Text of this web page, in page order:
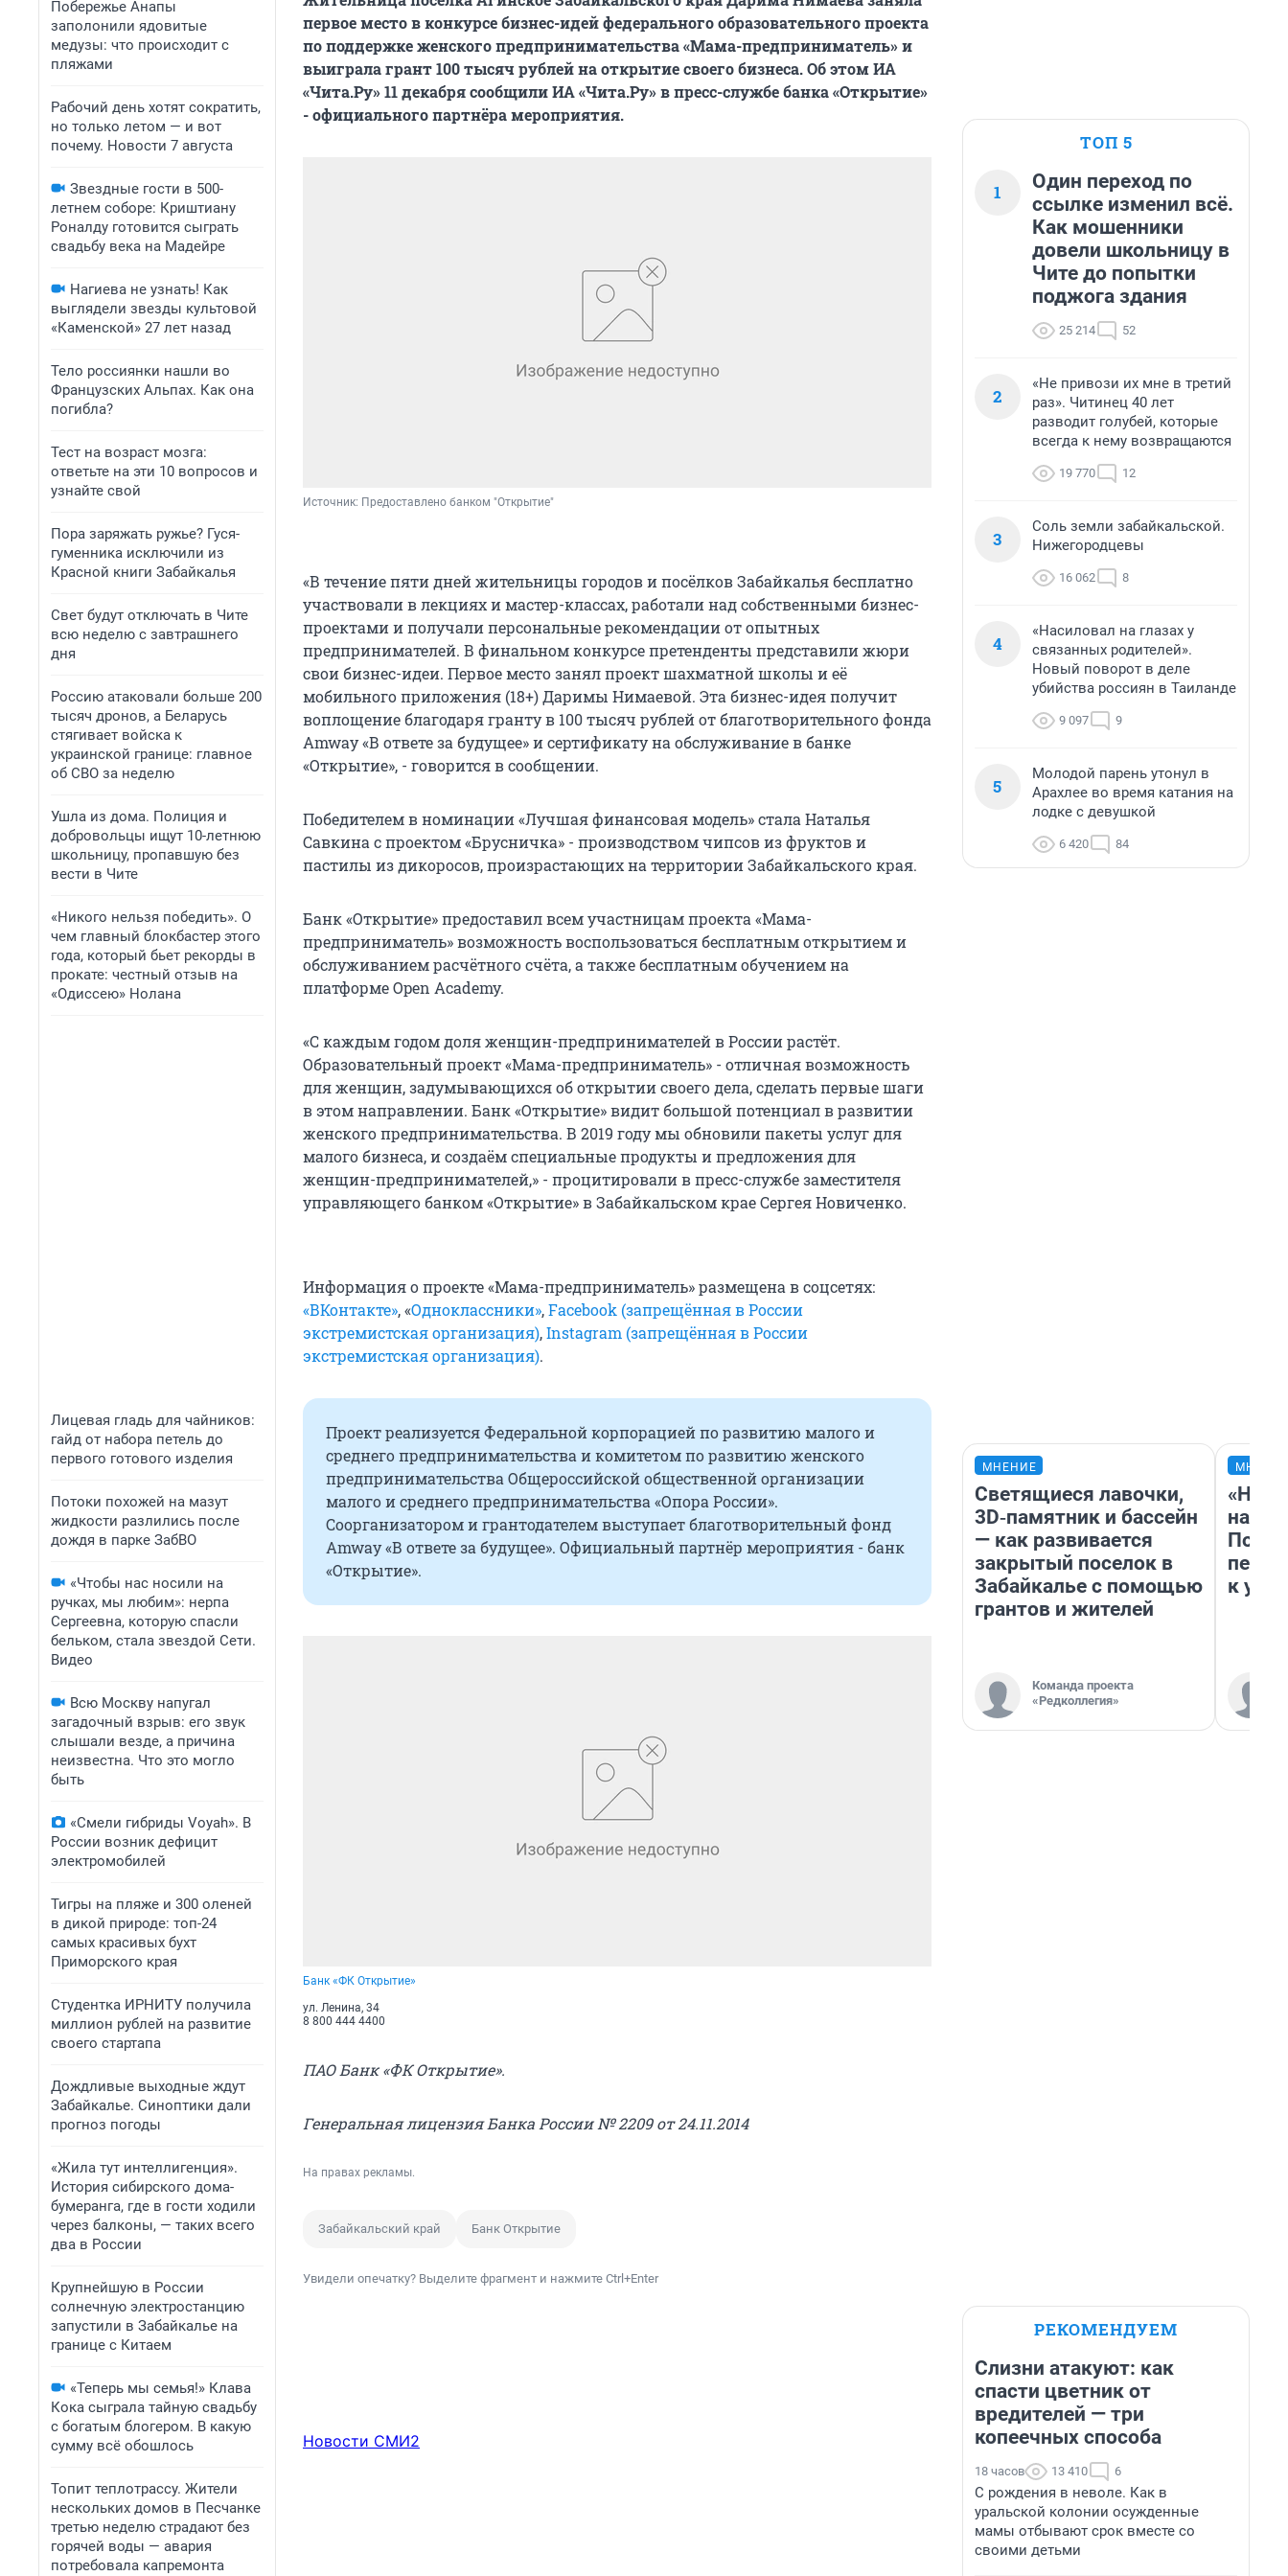
Побережье Анапы
заполонили ядовитые
медузы: что происходит с
пляжами
Рабочий день хотят сократить,
но только летом — и вот
почему. Новости 7 августа
Звездные гости в 500-
летнем соборе: Криштиану
Роналду готовится сыграть
свадьбу века на Мадейре
Нагиева не узнать! Как
выглядели звезды культовой
«Каменской» 27 лет назад
Тело россиянки нашли во
Французских Альпах. Как она
погибла?
Тест на возраст мозга:
ответьте на эти 10 вопросов и
узнайте свой
Пора заряжать ружье? Гуся-
гуменника исключили из
Красной книги Забайкалья
Свет будут отключать в Чите
всю неделю с завтрашнего
дня
Россию атаковали больше 200
тысяч дронов, а Беларусь
стягивает войска к
украинской границе: главное
об СВО за неделю
Ушла из дома. Полиция и
добровольцы ищут 10-летнюю
школьницу, пропавшую без
вести в Чите
«Никого нельзя победить». О
чем главный блокбастер этого
года, который бьет рекорды в
прокате: честный отзыв на
«Одиссею» Нолана
Лицевая гладь для чайников:
гайд от набора петель до
первого готового изделия
Потоки похожей на мазут
жидкости разлились после
дождя в парке ЗабВО
«Чтобы нас носили на
ручках, мы любим»: нерпа
Сергеевна, которую спасли
бельком, стала звездой Сети.
Видео
Всю Москву напугал
загадочный взрыв: его звук
слышали везде, а причина
неизвестна. Что это могло
быть
«Смели гибриды Voyah». В
России возник дефицит
электромобилей
Тигры на пляже и 300 оленей
в дикой природе: топ-24
самых красивых бухт
Приморского края
Студентка ИРНИТУ получила
миллион рублей на развитие
своего стартапа
Дождливые выходные ждут
Забайкалье. Синоптики дали
прогноз погоды
«Жила тут интеллигенция».
История сибирского дома-
бумеранга, где в гости ходили
через балконы, — таких всего
два в России
Крупнейшую в России
солнечную электростанцию
запустили в Забайкалье на
границе с Китаем
«Теперь мы семья!» Клава
Кока сыграла тайную свадьбу
с богатым блогером. В какую
сумму всё обошлось
Топит теплотрассу. Жители
нескольких домов в Песчанке
третью неделю страдают без
горячей воды — авария
потребовала капремонта
первое место в конкурсе бизнес-идей федерального образовательного проекта
по поддержке женского предпринимательства «Мама-предприниматель» и
выиграла грант 100 тысяч рублей на открытие своего бизнеса. Об этом ИА
«Чита.Ру» 11 декабря сообщили ИА «Чита.Ру» в пресс-службе банка «Открытие»
- официального партнёра мероприятия.
Источник: Предоставлено банком "Открытие"
«В течение пяти дней жительницы городов и посёлков Забайкалья бесплатно
участвовали в лекциях и мастер-классах, работали над собственными бизнес-
проектами и получали персональные рекомендации от опытных
предпринимателей. В финальном конкурсе претенденты представили жюри
свои бизнес-идеи. Первое место занял проект шахматной школы и её
мобильного приложения (18+) Даримы Нимаевой. Эта бизнес-идея получит
воплощение благодаря гранту в 100 тысяч рублей от благотворительного фонда
Amway «В ответе за будущее» и сертификату на обслуживание в банке
«Открытие», - говорится в сообщении.
Победителем в номинации «Лучшая финансовая модель» стала Наталья
Савкина с проектом «Брусничка» - производством чипсов из фруктов и
пастилы из дикоросов, произрастающих на территории Забайкальского края.
Банк «Открытие» предоставил всем участницам проекта «Мама-
предприниматель» возможность воспользоваться бесплатным открытием и
обслуживанием расчётного счёта, а также бесплатным обучением на
платформе Open Academy.
«С каждым годом доля женщин-предпринимателей в России растёт.
Образовательный проект «Мама-предприниматель» - отличная возможность
для женщин, задумывающихся об открытии своего дела, сделать первые шаги
в этом направлении. Банк «Открытие» видит большой потенциал в развитии
женского предпринимательства. В 2019 году мы обновили пакеты услуг для
малого бизнеса, и создаём специальные продукты и предложения для
женщин-предпринимателей,» - процитировали в пресс-службе заместителя
управляющего банком «Открытие» в Забайкальском крае Сергея Новиченко.
Информация о проекте «Мама-предприниматель» размещена в соцсетях:
«ВКонтакте», «Одноклассники»,Facebook (запрещённая в России
экстремистская организация),Instagram (запрещённая в России
экстремистская организация).
Проект реализуется Федеральной корпорацией по развитию малого и
среднего предпринимательства и комитетом по развитию женского
предпринимательства Общероссийской общественной организации
малого и среднего предпринимательства «Опора России».
Соорганизатором и грантодателем выступает благотворительный фонд
Amway «В ответе за будущее». Официальный партнёр мероприятия - банк
«Открытие».
Банк «ФК Открытие»
ул. Ленина, 34
8 800 444 4400
ПАО Банк «ФК Открытие».
Генеральная лицензия Банка России № 2209 от 24.11.2014
На правах рекламы.
Забайкальский край Банк Открытие
Увидели опечатку? Выделите фрагмент и нажмите Ctrl+Enter
Новости СМИ2
ТОП 5
1
Один переход по
ссылке изменил всё.
Как мошенники
довели школьницу в
Чите до попытки
поджога здания
25 214 52
2
«Не привози их мне в третий
раз». Читинец 40 лет
разводит голубей, которые
всегда к нему возвращаются
19 770 12
3
Соль земли забайкальской.
Нижегородцевы
16 062 8
4
«Насиловал на глазах у
связанных родителей».
Новый поворот в деле
убийства россиян в Таиланде
9 097 9
5
Молодой парень утонул в
Арахлее во время катания на
лодке с девушкой
6 420 84
МНЕНИЕ
Светящиеся лавочки,
3D‑памятник и бассейн
— как развивается
закрытый поселок в
Забайкалье с помощью
грантов и жителей
Команда проекта
«Редколлегия»
надо
к
РЕКОМЕНДУЕМ
Слизни атакуют: как
спасти цветник от
вредителей — три
копеечных способа
18 часов 13 410 6
С рождения в неволе. Как в
уральской колонии осужденные
мамы отбывают срок вместе со
своими детьми